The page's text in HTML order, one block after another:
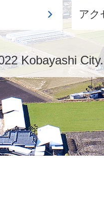
アク
Kobayashi